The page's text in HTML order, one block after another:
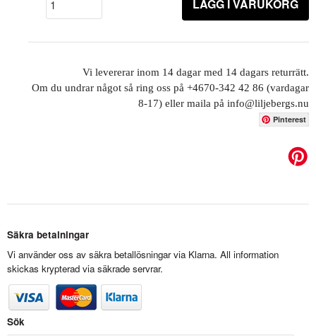
LÄGG I VARUKORG
Vi levererar inom 14 dagar med 14 dagars returrätt.
Om du undrar något så ring oss på +4670-342 42 86 (vardagar
8-17) eller maila på info@liljebergs.nu
Pinterest
Säkra betalningar
Vi använder oss av säkra betallösningar via Klarna. All information
skickas krypterad via säkrade servrar.
Sök